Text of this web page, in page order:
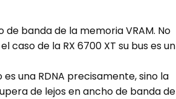
de banda de la memoria VRAM. No
caso de la RX 6700 XT su bus es un
una RDNA precisamente, sino la
de lejos en ancho de banda de